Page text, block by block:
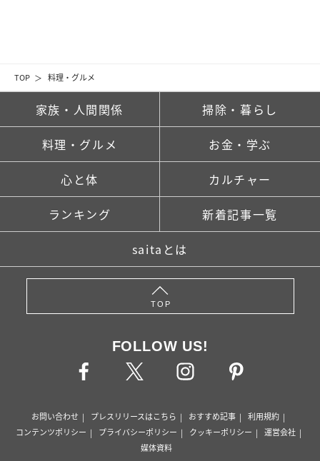
TOP 料理・グルメ
家族・人間関係 掃除・暮らし
料理・グルメ お金・学ぶ
心と体 カルチャー
ランキング 新着記事一覧
saitaとは
TOP
FOLLOW US!
お問い合わせ プレスリリースはこちら おすすめ記事
利用規約
コンテンツポリシー
プライバシーポリシー クッキーポリシー
運営会社
媒体資料